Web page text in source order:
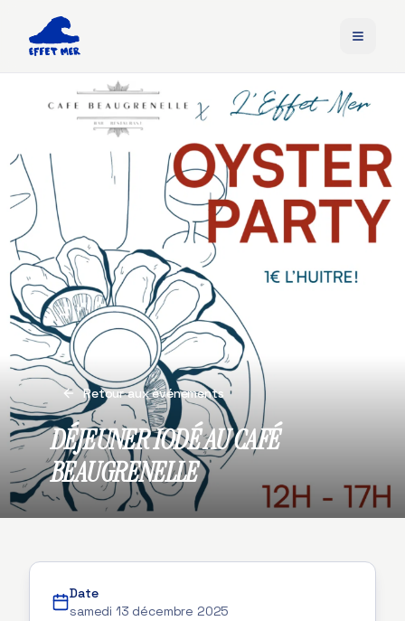
Retour aux événements
DÉJEUNER IODÉ AU CAFÉ
BEAUGRENELLE
Date
samedi 13 décembre 2025